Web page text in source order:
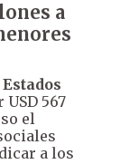
a
Estados
567
el
a los